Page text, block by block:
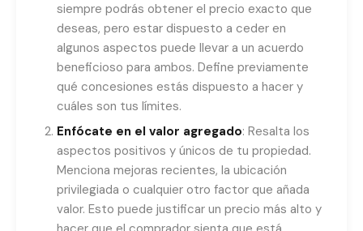
siempre podrás obtener el precio exacto que
deseas, pero estar dispuesto a ceder en
algunos aspectos puede llevar a un acuerdo
beneficioso para ambos. Define previamente
qué concesiones estás dispuesto a hacer y
cuáles son tus límites.
Enfócate en el valor agregado: Resalta los
aspectos positivos y únicos de tu propiedad.
Menciona mejoras recientes, la ubicación
privilegiada o cualquier otro factor que añada
valor. Esto puede justificar un precio más alto y